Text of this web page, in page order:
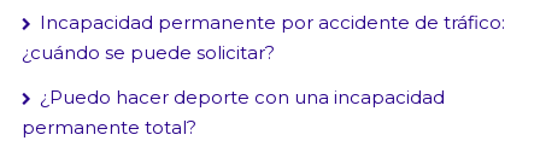
Incapacidad permanente por accidente de tráfico:
¿cuándo se puede solicitar?
¿Puedo hacer deporte con una incapacidad
permanente total?